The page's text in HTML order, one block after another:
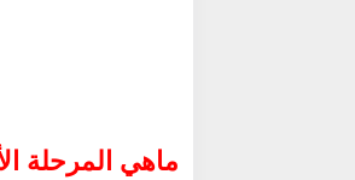
ماهي المرحلة